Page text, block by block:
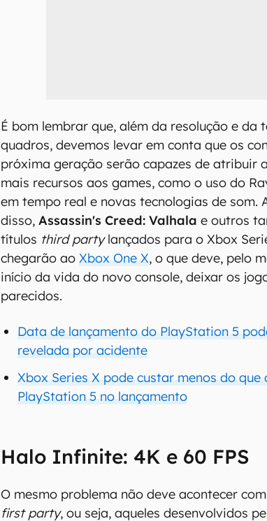
É bom lembrar que, além da resolução e da
quadros, devemos levar em conta que os
próxima geração serão capazes de atribuir
mais recursos aos games, como o uso do
em tempo real e novas tecnologias de som.
disso,Assassin's Creed: Valhala e outros
títulos third partylançados para o Xbox
chegarão aoXbox One X, o que deve, pelo
início da vida do novo console, deixar os
parecidos.
Data de lançamento do PlayStation 5
revelada por acidente
Xbox Series X pode custar menos do que
PlayStation 5 no lançamento
Halo Infinite: 4K e 60 FPS
O mesmo problema não deve acontecer
first party, ou seja, aqueles desenvolvidos